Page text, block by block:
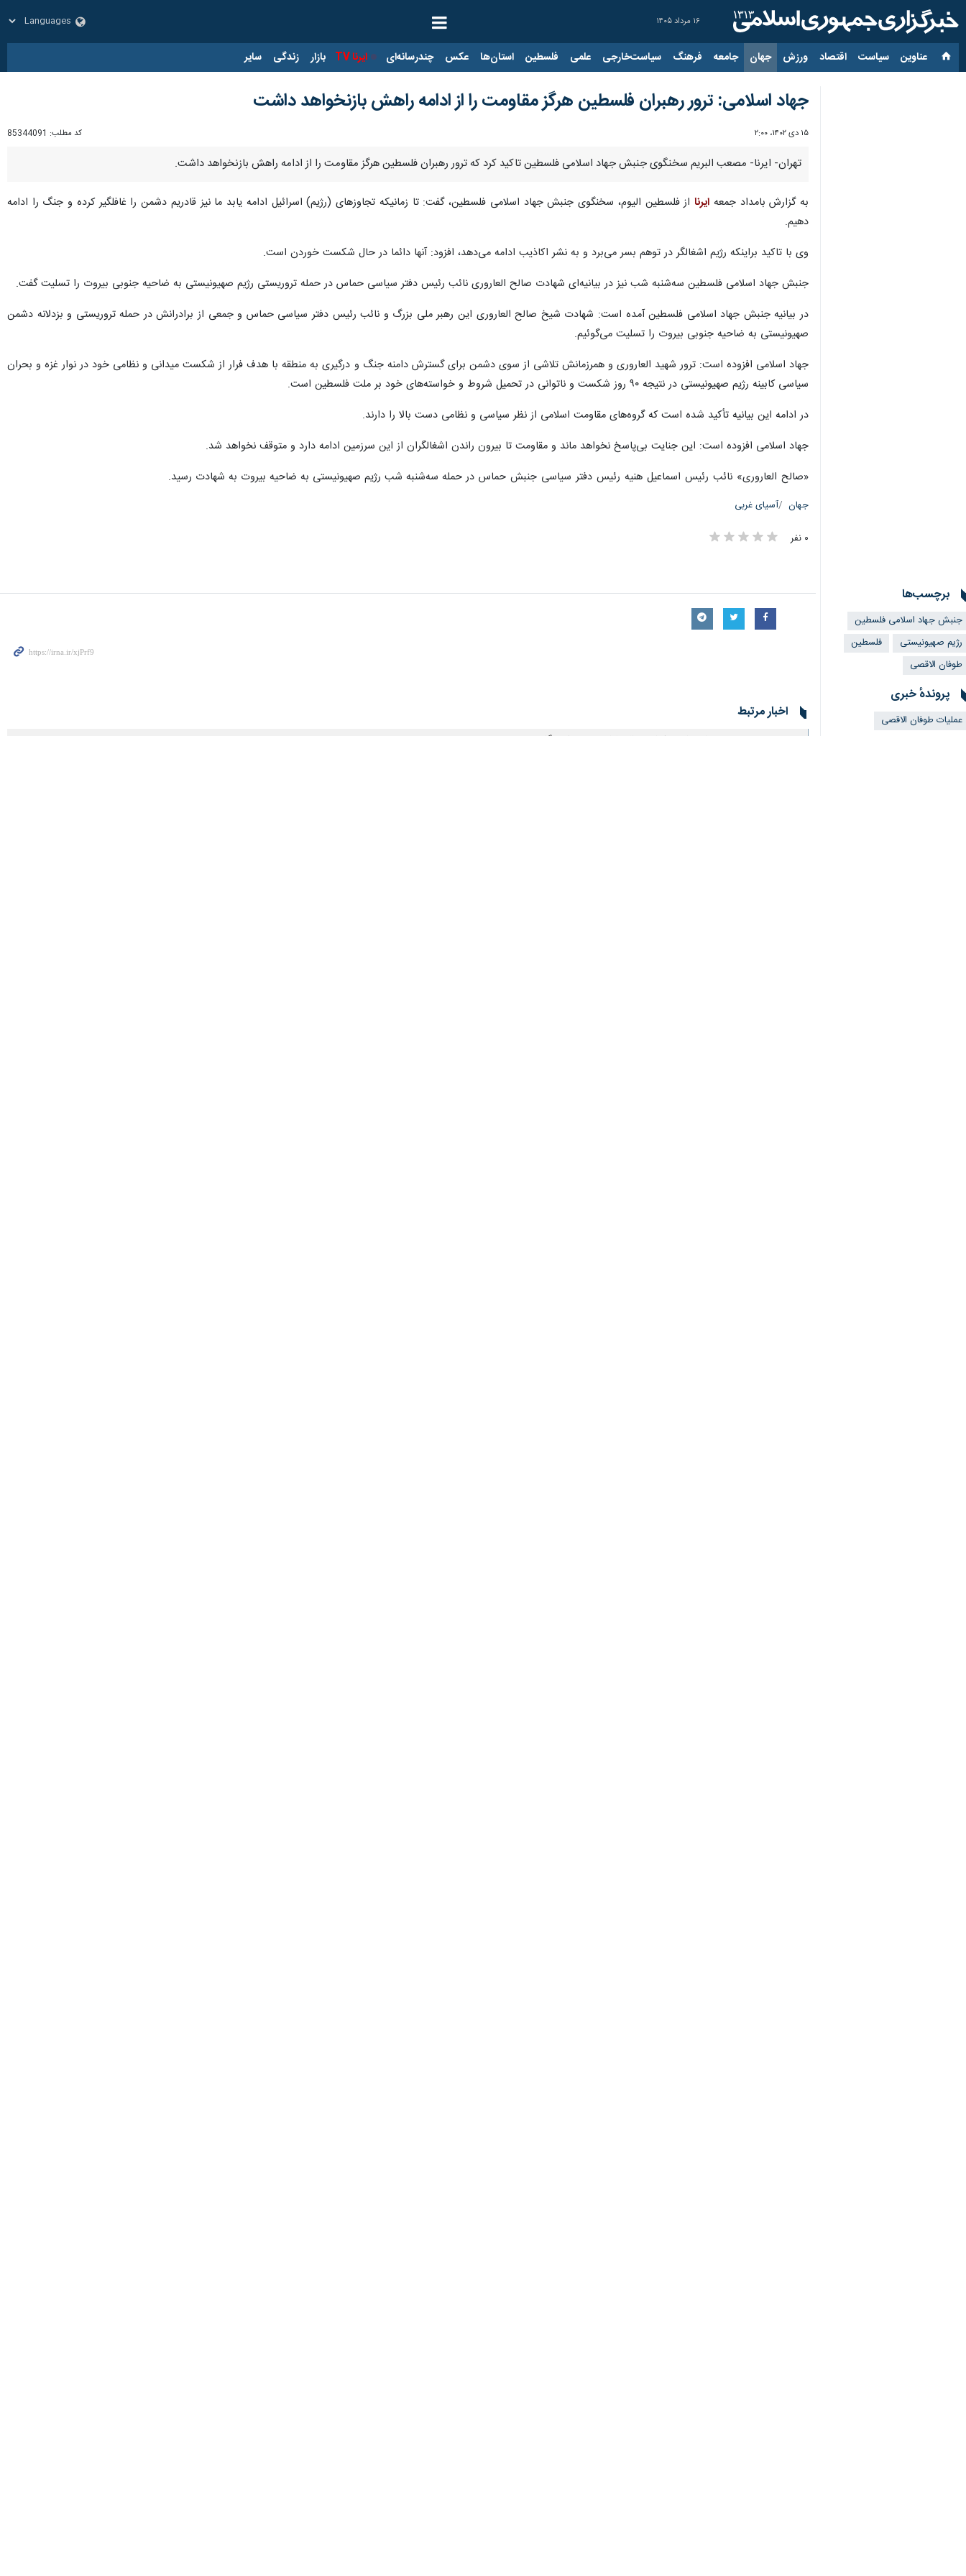
۱۶ مرداد ۱۴۰۵
عناوین‌ سیاست اقتصاد ورزش جهان جامعه فرهنگ سیاست‌خارجی علمی فلسطین استان‌ها عکس چندرسانه‌ای ایرنا TV بازار زندگی سایر
جهاد اسلامی: ترور رهبران فلسطین هرگز مقاومت را از ادامه راهش بازنخواهد داشت
۱۵ دی ۱۴۰۲، ۲:۰۰ کد مطلب: 85344091
تهران- ایرنا- مصعب البریم سخنگوی جنبش جهاد اسلامی فلسطین تاکید کرد که ترور رهبران فلسطین هرگز مقاومت را از ادامه راهش بازنخواهد داشت.
به گزارش بامداد جمعه ایرنااز فلسطین الیوم، سخنگوی جنبش جهاد اسلامی فلسطین، گفت: تا زمانیکه تجاوزهای (رژیم) اسرائیل ادامه یابد ما نیز قادریم دشمن را غافلگیر کرده و جنگ را ادامه
دهیم.
وی با تاکید براینکه رژیم اشغالگر در توهم بسر می‌برد و به نشر اکاذیب ادامه می‌دهد، افزود: آنها دائما در حال شکست خوردن است.
جنبش جهاد اسلامی فلسطین سه‌شنبه شب نیز در بیانیه‌ای شهادت صالح العاروری نائب رئیس دفتر سیاسی حماس در حمله تروریستی رژیم صهیونیستی به ضاحیه جنوبی بیروت را تسلیت گفت.
در بیانیه جنبش جهاد اسلامی فلسطین آمده است: شهادت شیخ صالح العاروری این رهبر ملی بزرگ و نائب رئیس دفتر سیاسی حماس و جمعی از برادرانش در حمله تروریستی و بزدلانه دشمن
صهیونیستی به ضاحیه جنوبی بیروت را تسلیت می‌گوئیم.
جهاد اسلامی افزوده است: ترور شهید العاروری و همرزمانش تلاشی از سوی دشمن برای گسترش دامنه جنگ و درگیری به منطقه با هدف فرار از شکست میدانی و نظامی خود در نوار غزه و بحران
سیاسی کابینه رژیم صهیونیستی در نتیجه ۹۰ روز شکست و ناتوانی در تحمیل شروط و خواسته‌های خود بر ملت فلسطین است.
در ادامه این بیانیه تأکید شده است که گروه‌های مقاومت اسلامی از نظر سیاسی و نظامی دست بالا را دارند.
جهاد اسلامی افزوده است: این جنایت بی‌پاسخ نخواهد ماند و مقاومت تا بیرون راندن اشغالگران از این سرزمین ادامه دارد و متوقف نخواهد شد.
«صالح العاروری» نائب رئیس اسماعیل هنیه رئیس دفتر سیاسی جنبش حماس در حمله سه‌شنبه شب رژیم صهیونیستی به ضاحیه بیروت به شهادت رسید.
جهان آسیای غربی
۰ نفر
برچسب‌ها
جنبش جهاد اسلامی فلسطین
رژیم صهیونیستی
فلسطین
طوفان الاقصی
پروندهٔ خبری
عملیات طوفان الاقصی اخبار مرتبط
جهاد اسلامی شهادت صالح العاروری را تسلیت گفت